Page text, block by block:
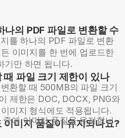
나의 PDF 파일로 변환할 수
를 하나의 PDF 파일로 변환
이미지를 한 번에 업로드한
기만 하면 됩니다.
때 파일 크기 제한이 있나
환할 때 500MB의 파일 크기
제한은 DOC, DOCX, PNG와
미지 형식에도 적용됩니다.
이미지 품질이 유지되나요?
에 이미지 품질을 유지합니